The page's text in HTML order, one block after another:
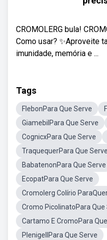
CROMOLERG bula!
Como usar? ✨Aproveite
imunidade, memória e ...
Tags
FlebonPara Que Serve
GiamebilPara Que Serve
CognicxPara Que Serve
TraquequerPara Que Serve
BabatenonPara Que Serve
EcopatPara Que Serve
Cromolerg Colírio
Cromo PicolinatoPara Que
Cartamo E CromoPara
PlenigellPara Que Serve